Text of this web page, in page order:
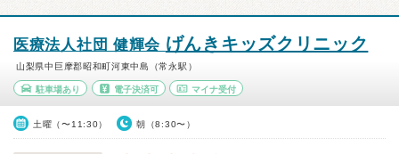
医療法人社団 健輝会 げんきキッズクリニック
山梨県中巨摩郡昭和町河東中島（常永駅）
駐車場あり 電子決済可 マイナ受付
土曜（〜11:30） 朝（8:30〜）